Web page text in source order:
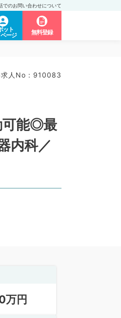
でのお問い合わせについて
ット
ージ
無料登録
求人No : 910083
可能◎最
内科／
万円